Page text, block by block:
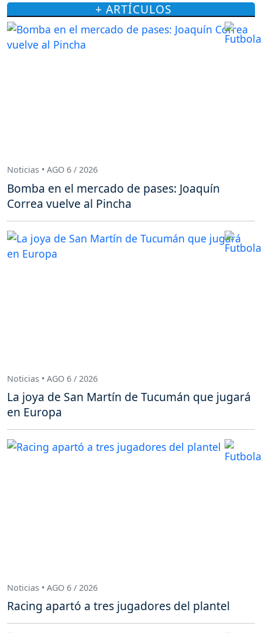
+ ARTÍCULOS
Noticias • AGO 6 / 2026
Bomba en el mercado de pases: Joaquín
Correa vuelve al Pincha
Noticias • AGO 6 / 2026
La joya de San Martín de Tucumán que jugará
en Europa
Noticias • AGO 6 / 2026
Racing apartó a tres jugadores del plantel